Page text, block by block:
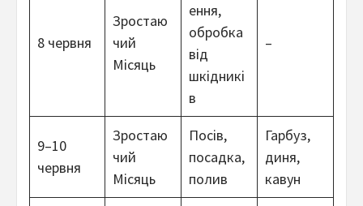
8 червня
Зростаю
чий
Місяць
ення,
обробка
від
шкідникі
в
–
9–10
червня
Зростаю
чий
Місяць
Посів,
посадка,
полив
Гарбуз,
диня,
кавун